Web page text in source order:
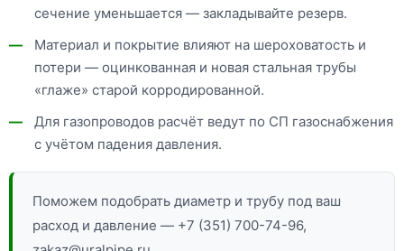
сечение уменьшается — закладывайте резерв.
Материал и покрытие влияют на шероховатость и
потери — оцинкованная и новая стальная трубы
«глаже» старой корродированной.
Для газопроводов расчёт ведут по СП газоснабжения
с учётом падения давления.
Поможем подобрать диаметр и трубу под ваш
расход и давление — +7 (351) 700-74-96,